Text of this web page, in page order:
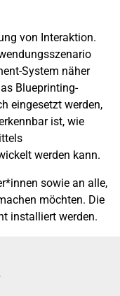
von Interaktion.
System näher
Blueprinting-
eingesetzt werden,
ist, wie
werden kann.
sowie an alle,
möchten. Die
installiert werden.